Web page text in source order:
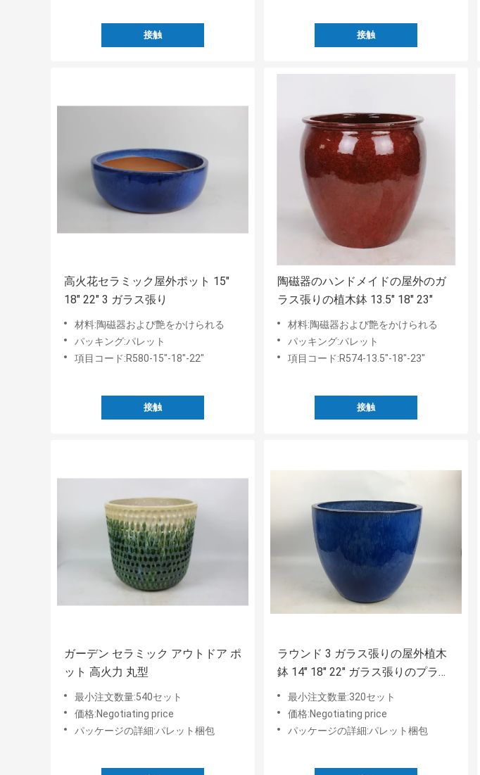
接触 接触
高火花セラミック屋外ポット 15"
18" 22" 3 ガラス張り
材料:陶磁器および艶をかけられる
パッキング:パレット
項目コード:R580-15"-18"-22"
接触
陶磁器のハンドメイドの屋外のガ
ラス張りの植木鉢 13.5" 18" 23"
材料:陶磁器および艶をかけられる
パッキング:パレット
項目コード:R574-13.5"-18"-23"
接触
ガーデン セラミック アウトドア ポ
ット 高火力 丸型
最小注文数量:540セット
価格:Negotiating price
パッケージの詳細:パレット梱包
ラウンド 3 ガラス張りの屋外植木
鉢 14" 18" 22" ガラス張りのプラン
ター ポット
最小注文数量:320セット
価格:Negotiating price
パッケージの詳細:パレット梱包